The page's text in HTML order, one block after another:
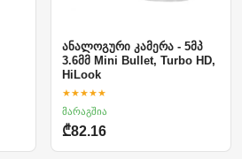
ანალოგური კამერა - 5მპ
3.6მმ Mini Bullet, Turbo HD,
HiLook
★★★★★
მარაგშია
₾82.16